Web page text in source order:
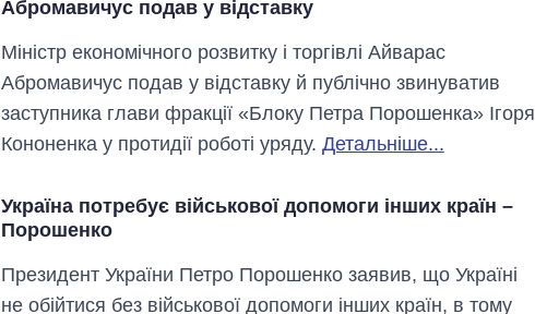
Абромавичус подав у відставку
Міністр економічного розвитку і торгівлі Айварас
Абромавичус подав у відставку й публічно звинуватив
заступника глави фракції «Блоку Петра Порошенка» Ігоря
Кононенка у протидії роботі уряду. Детальніше...
Україна потребує військової допомоги інших країн –
Порошенко
Президент України Петро Порошенко заявив, що Україні
не обійтися без військової допомоги інших країн, в тому